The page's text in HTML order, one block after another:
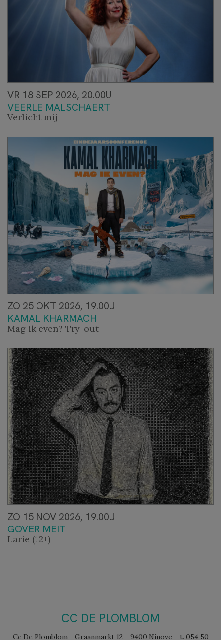
VR 18 SEP 2026, 20.00U
VEERLE MALSCHAERT
Verlicht mij
ZO 25 OKT 2026, 19.00U
KAMAL KHARMACH
Mag ik even? Try-out
ZO 15 NOV 2026, 19.00U
GOVER MEIT
Larie (12+)
CC DE PLOMBLOM
Cc De Plomblom - Graanmarkt 12 - 9400 Ninove - t. 054 50